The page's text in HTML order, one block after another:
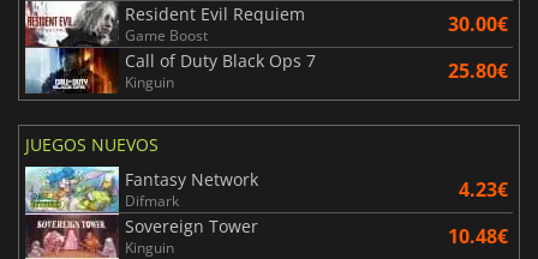
Resident Evil Requiem
Game Boost 30.00€
Call of Duty Black Ops 7
Kinguin 25.80€
JUEGOS NUEVOS
Fantasy Network
Difmark 4.23€
Sovereign Tower
Kinguin 10.48€